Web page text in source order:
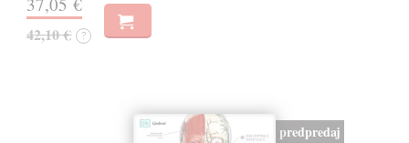
42,10 € ?
predpredaj